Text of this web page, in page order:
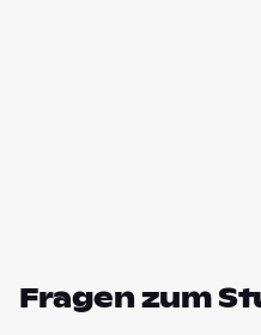
Fragen zum